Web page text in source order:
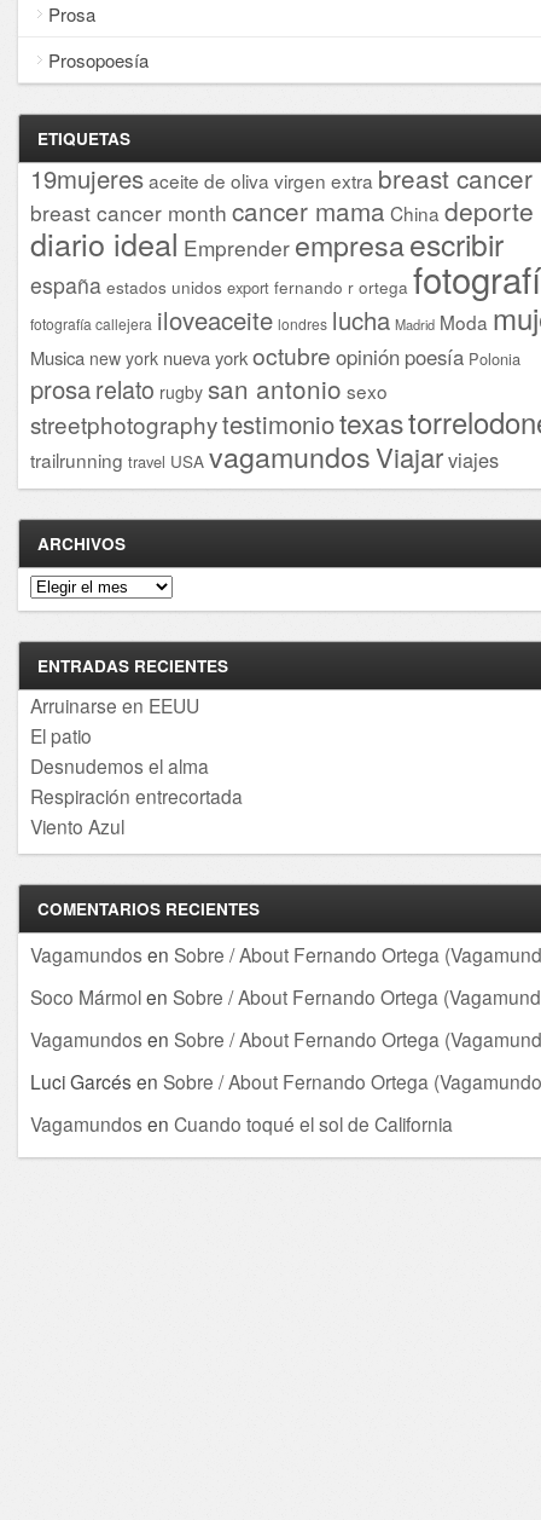
Prosa
Prosopoesía
ETIQUETAS
19mujeresaceite de oliva virgen extra breast cancer
breast cancer month cancer mama China deporte
diario ideal Emprender empresaescribir
españa estados unidos export fernando r ortega
fotografía callejera iloveaceite londres lucha Madrid Moda
Musica new york nueva yorkoctubre opinión poesía Polonia
prosarelato rugby san antonio sexo
streetphotographytestimoniotexas
trailrunning travel USA vagamundosViajarviajes
ARCHIVOS
Archivos
ENTRADAS RECIENTES
Arruinarse en EEUU
El patio
Desnudemos el alma
Respiración entrecortada
Viento Azul
COMENTARIOS RECIENTES
Vagamundos en Sobre / About Fernando Ortega
Soco Mármolen Sobre / About Fernando Ortega
Vagamundos en Sobre / About Fernando Ortega
Luci Garcés en Sobre / About Fernando Ortega
Vagamundos en Cuando toqué el sol de California